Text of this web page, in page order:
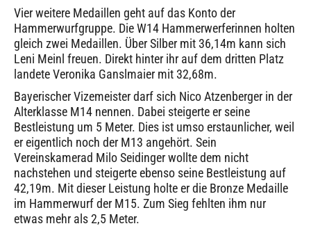
Vier weitere Medaillen geht auf das Konto der
Hammerwurfgruppe. Die W14 Hammerwerferinnen holten
gleich zwei Medaillen. Über Silber mit 36,14m kann sich
Leni Meinl freuen. Direkt hinter ihr auf dem dritten Platz
landete Veronika Ganslmaier mit 32,68m.
Bayerischer Vizemeister darf sich Nico Atzenberger in der
Alterklasse M14 nennen. Dabei steigerte er seine
Bestleistung um 5 Meter. Dies ist umso erstaunlicher, weil
er eigentlich noch der M13 angehört. Sein
Vereinskamerad Milo Seidinger wollte dem nicht
nachstehen und steigerte ebenso seine Bestleistung auf
42,19m. Mit dieser Leistung holte er die Bronze Medaille
im Hammerwurf der M15. Zum Sieg fehlten ihm nur
etwas mehr als 2,5 Meter.